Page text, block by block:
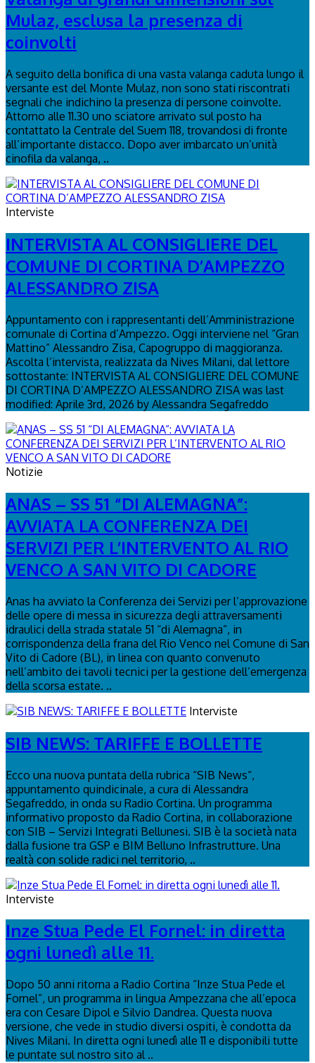
Mulaz, esclusa la presenza di
coinvolti
A seguito della bonifica di una vasta valanga caduta lungo il
versante est del Monte Mulaz, non sono stati riscontrati
segnali che indichino la presenza di persone coinvolte.
Attorno alle 11.30 uno sciatore arrivato sul posto ha
contattato la Centrale del Suem 118, trovandosi di fronte
all’importante distacco. Dopo aver imbarcato un’unità
cinofila da valanga, ..
Interviste
INTERVISTA AL CONSIGLIERE DEL
COMUNE DI CORTINA D’AMPEZZO
ALESSANDRO ZISA
Appuntamento con i rappresentanti dell’Amministrazione
comunale di Cortina d’Ampezzo. Oggi interviene nel “Gran
Mattino” Alessandro Zisa, Capogruppo di maggioranza.
Ascolta l’intervista, realizzata da Nives Milani, dal lettore
sottostante: INTERVISTA AL CONSIGLIERE DEL COMUNE
DI CORTINA D’AMPEZZO ALESSANDRO ZISA was last
modified: Aprile 3rd, 2026 by Alessandra Segafreddo
Notizie
ANAS – SS 51 “DI ALEMAGNA”:
AVVIATA LA CONFERENZA DEI
SERVIZI PER L’INTERVENTO AL RIO
VENCO A SAN VITO DI CADORE
Anas ha avviato la Conferenza dei Servizi per l’approvazione
delle opere di messa in sicurezza degli attraversamenti
idraulici della strada statale 51 “di Alemagna”, in
corrispondenza della frana del Rio Venco nel Comune di San
Vito di Cadore (BL), in linea con quanto convenuto
nell’ambito dei tavoli tecnici per la gestione dell’emergenza
della scorsa estate. ..
Interviste
SIB NEWS: TARIFFE E BOLLETTE
Ecco una nuova puntata della rubrica “SIB News“,
appuntamento quindicinale, a cura di Alessandra
Segafreddo, in onda su Radio Cortina. Un programma
informativo proposto da Radio Cortina, in collaborazione
con SIB – Servizi Integrati Bellunesi. SIB è la società nata
dalla fusione tra GSP e BIM Belluno Infrastrutture. Una
realtà con solide radici nel territorio, ..
Interviste
Inze Stua Pede El Fornel: in diretta
ogni lunedì alle 11.
Dopo 50 anni ritorna a Radio Cortina “Inze Stua Pede el
Fornel”, un programma in lingua Ampezzana che all’epoca
era con Cesare Dipol e Silvio Dandrea. Questa nuova
versione, che vede in studio diversi ospiti, è condotta da
Nives Milani. In diretta ogni lunedì alle 11 e disponibili tutte
le puntate sul nostro sito al ..